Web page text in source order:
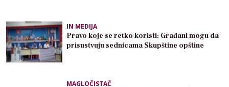
IN MEDIJA
Pravo koje se retko koristi: Građani mogu da
prisustvuju sednicama Skupštine opštine
MAGLOČISTAČ